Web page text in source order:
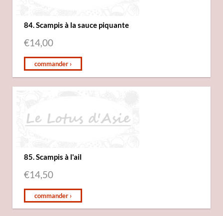
84. Scampis à la sauce piquante
€14,00
commander ›
85. Scampis à l'ail
€14,50
commander ›